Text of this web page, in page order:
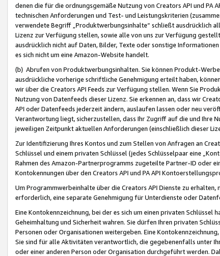
denen die für die ordnungsgemäße Nutzung von Creators API und PA
technischen Anforderungen und Test- und Leistungskriterien
verwendete Begriff „Produktwerbungsinhalte“ schließt ausdrücklich
Lizenz zur Verfügung stellen, sowie alle von uns zur Verfügung
ausdrücklich nicht auf Daten, Bilder, Texte oder sonstige
es sich nicht um eine Amazon-Website handelt.
(b) Abrufen von Produktwerbungsinhalten. Sie können Produkt-
ausdrückliche vorherige schriftliche Genehmigung erteilt haben,
wir über die Creators API Feeds zur Verfügung stellen. Wenn Sie
Nutzung von Datenfeeds dieser Lizenz. Sie erkennen an, dass wir
API oder Datenfeeds jederzeit ändern, auslaufen lassen oder neu
Verantwortung liegt, sicherzustellen, dass Ihr Zugriff auf die und Ihre
jeweiligen Zeitpunkt aktuellen Anforderungen (einschließlich dieser
Zur Identifizierung Ihres Kontos und zum Stellen von Anfragen an
Schlüssel und einem privaten Schlüssel (jedes Schlüsselpaar eine
Rahmen des Amazon-Partnerprogramms zugeteilte Partner-ID oder
Kontokennungen über den Creators API und PA API
Um Programmwerbeinhalte über die Creators API Dienste zu
erforderlich, eine separate Genehmigung für Unterdienste oder
Eine Kontokennzeichnung, bei der es sich um einen privaten
Geheimhaltung und Sicherheit wahren. Sie dürfen Ihren privaten
Personen oder Organisationen weitergeben. Eine
Sie sind für alle Aktivitäten verantwortlich, die gegebenenfalls unter
oder einer anderen Person oder Organisation durchgeführt werden.